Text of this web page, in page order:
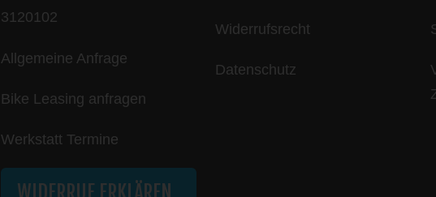
3120102
Allgemeine Anfrage
Bike Leasing anfragen
Werkstatt Termine
WIDERRUF ERKLÄREN
Widerrufsrecht
Datenschutz